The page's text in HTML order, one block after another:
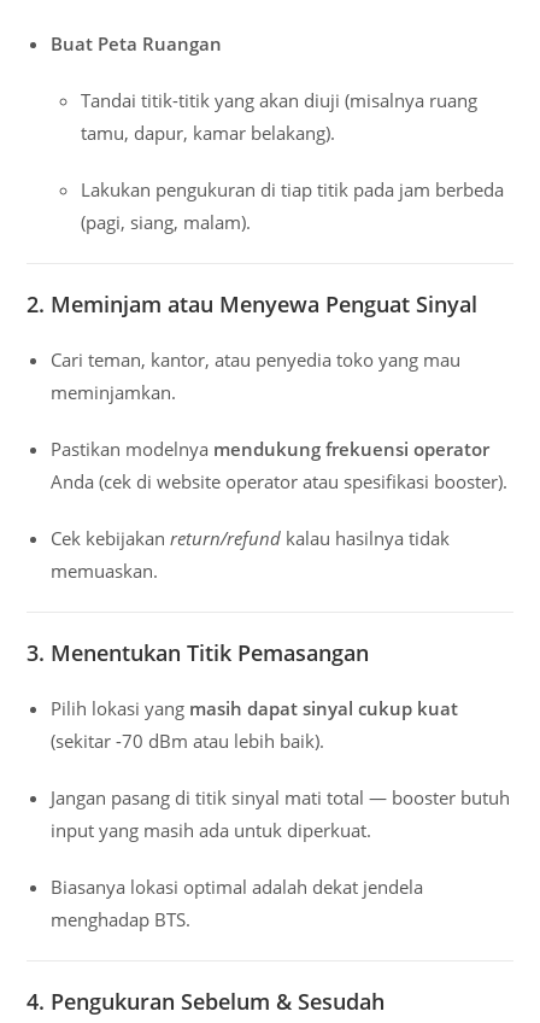
Buat Peta Ruangan
Tandai titik-titik yang akan diuji (misalnya ruang
tamu, dapur, kamar belakang).
Lakukan pengukuran di tiap titik pada jam berbeda
(pagi, siang, malam).
2. Meminjam atau Menyewa Penguat Sinyal
Cari teman, kantor, atau penyedia toko yang mau
meminjamkan.
Pastikan modelnya mendukung frekuensi operator
Anda (cek di website operator atau spesifikasi booster).
Cek kebijakanreturn/refund kalau hasilnya tidak
memuaskan.
3. Menentukan Titik Pemasangan
Pilih lokasi yang masih dapat sinyal cukup kuat
(sekitar -70 dBm atau lebih baik).
Jangan pasang di titik sinyal mati total — booster butuh
input yang masih ada untuk diperkuat.
Biasanya lokasi optimal adalah dekat jendela
menghadap BTS.
4. Pengukuran Sebelum & Sesudah